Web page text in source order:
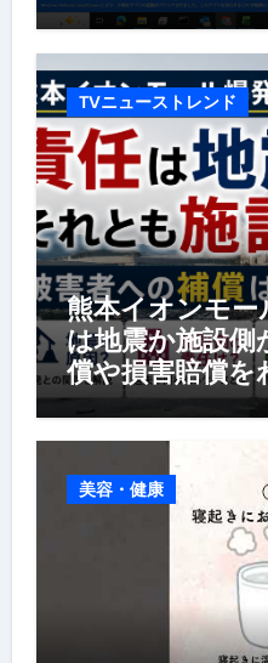
TVニューストレンド
熊本イオンモー
は地震か施設側
償や損害賠償を
美容・健康